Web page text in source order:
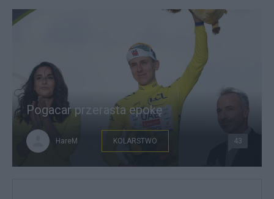
Pogacar przerasta epokę
HareM KOLARSTWO 43